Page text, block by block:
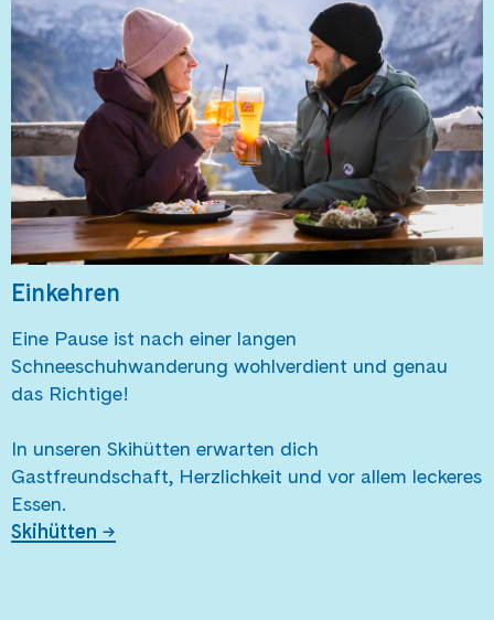
Einkehren
Eine Pause ist nach einer langen
Schneeschuhwanderung wohlverdient und genau
das Richtige!
In unseren Skihütten erwarten dich
Gastfreundschaft, Herzlichkeit und vor allem leckeres
Essen.
Skihütten →